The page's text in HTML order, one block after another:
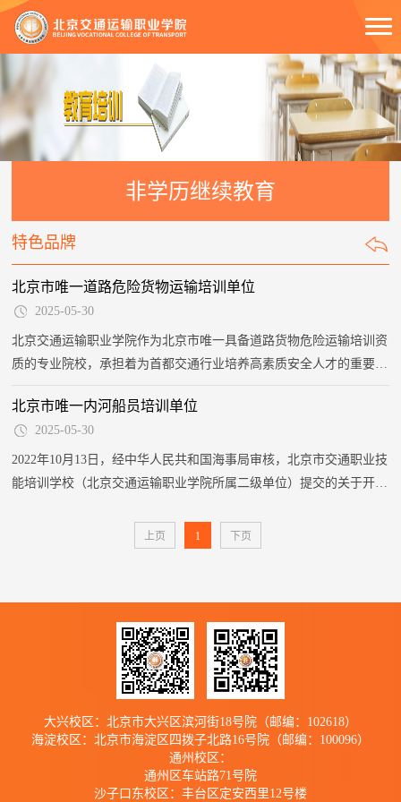
非学历继续教育
特色品牌
北京市唯一道路危险货物运输培训单位
2025-05-30
北京交通运输职业学院作为北京市唯一具备道路货物危险运输培训资
质的专业院校，承担着为首都交通行业培养高素质安全人才的重要使
会、市编办批准成立，业务范围明确涵盖道路危险货物运输从业人员
全类别培训，包括放射性物品、剧毒品、爆炸品等特殊品类运输资质
认证。这一资质使其成为北京市唯一获得官方授权的道路危险货物运
输培训基地。2024年与大兴区交通局合作...
北京市唯一内河船员培训单位
2025-05-30
2022年10月13日，经中华人民共和国海事局审核，北京市交通职业技
能培训学校（北京交通运输职业学院所属二级单位）提交的关于开展
定》《中华人民共和国船员培训管理规则》及其实施办法规定，获船
员培训业务许可，具备开展船员培训项目的资质。一、政府引领，北
（以下简称“水运处”）高度重视北京市内...
上页 1 下页
大兴校区：北京市大兴区滨河街18号院（邮编：102618）
海淀校区：北京市海淀区四拨子北路16号院（邮编：100096）
通州校区：
通州区车站路71号院
沙子口东校区：丰台区定安西里12号楼